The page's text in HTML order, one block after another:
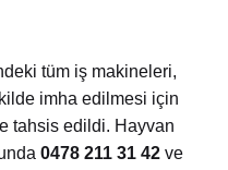
tüm iş makineleri,
imha edilmesi için
tahsis edildi. Hayvan
0478 211 31 42 ve